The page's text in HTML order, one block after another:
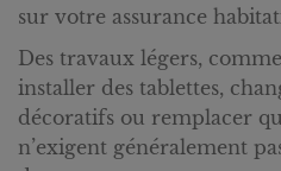
sur votre assurance
Des travaux légers,
installer des tablettes,
décoratifs ou remplacer
n’exigent généralement